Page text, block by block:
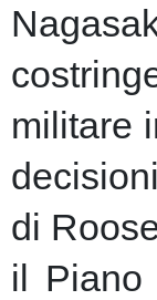
militare
di
il Piano